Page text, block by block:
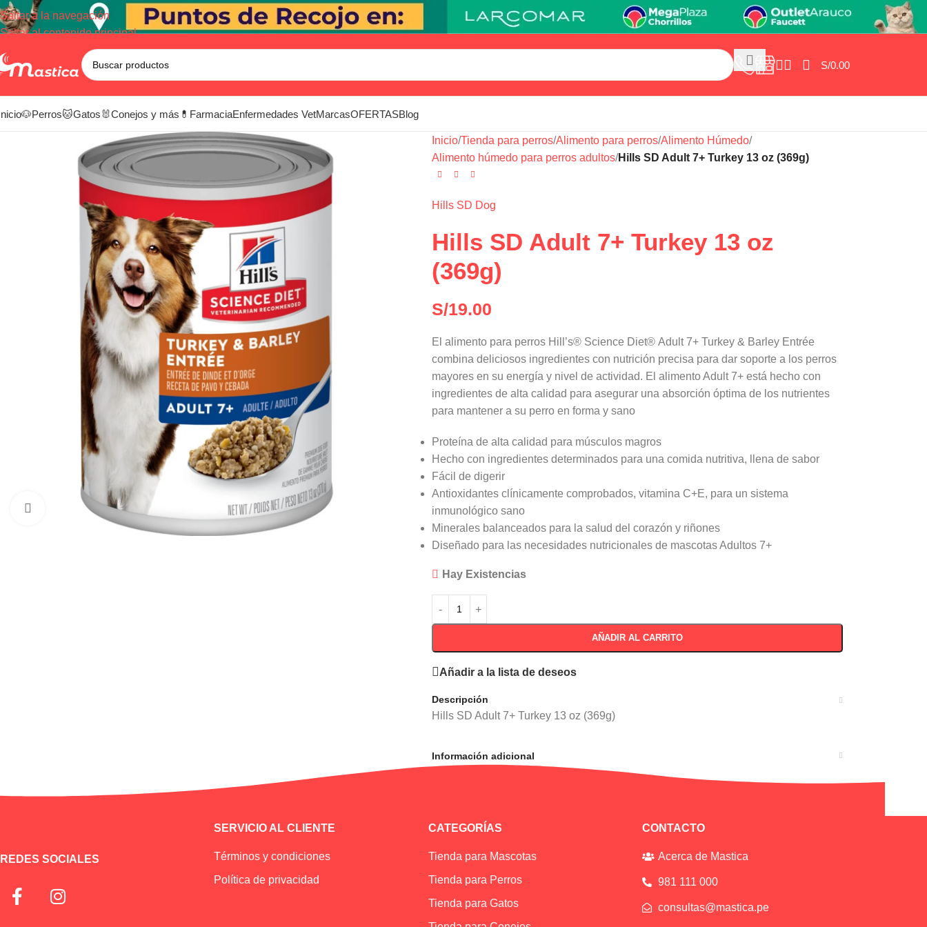
Saltar a la navegación
Saltar al contenido principal
S/0.00
🐶Perros🐱Gatos🐰Conejos y más 💊FarmaciaEnfermedades VetMarcasOFERTASBlog
Haga clic para ampliar
Inicio/Tienda para perros/Alimento para perros/Alimento Húmedo/
Alimento húmedo para perros adultos/Hills SD Adult 7+ Turkey 13 oz (369g)
Hills SD Dog
Hills SD Adult 7+ Turkey 13 oz
(369g)
S/19.00
El alimento para perros Hill’s® Science Diet®Adult 7+ Turkey & Barley Entrée
combina deliciosos ingredientes con nutrición precisa para dar soporte a los perros
mayores en su energía y nivel de actividad. El alimento Adult 7+ está hecho con
ingredientes de alta calidad para asegurar una absorción óptima de los nutrientes
para mantener a su perro en forma y sano
Proteína de alta calidad para músculos magros
Hecho con ingredientes determinados para una comida nutritiva, llena de sabor
Fácil de digerir
Antioxidantes clínicamente comprobados, vitamina C+E, para un sistema
inmunológico sano
Minerales balanceados para la salud del corazón y riñones
Diseñado para las necesidades nutricionales de mascotas Adultos 7+
Hay Existencias
AÑADIR AL CARRITO
Añadir a la lista de deseos
Descripción
Hills SD Adult 7+ Turkey 13 oz (369g)
Información adicional
REDES SOCIALES
SERVICIO AL CLIENTE
Términos y condiciones
Política de privacidad
CATEGORÍAS
Tienda para Mascotas
Tienda para Perros
Tienda para Gatos
CONTACTO
Acerca de Mastica
981 111 000
consultas@mastica.pe